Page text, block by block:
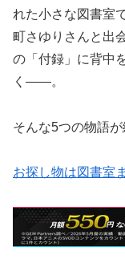
れた小さな図書室
町さゆりさんと出
の「付録」に背中
く——。
そんな5つの物語
お探し物は図書室